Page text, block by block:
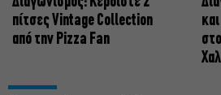
πίτσες Vintage Collection
από την Pizza Fan